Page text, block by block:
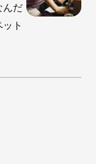
んだ
ト